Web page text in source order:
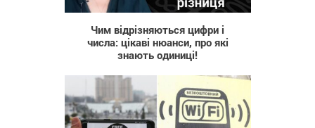
Чим відрізняються цифри і
числа: цікаві нюанси, про які
знають одиниці!